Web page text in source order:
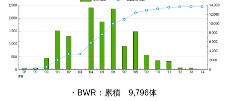
・BWR：累積 9,796体